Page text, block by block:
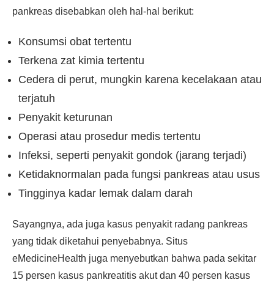
pankreas disebabkan oleh hal-hal berikut:
Konsumsi obat tertentu
Terkena zat kimia tertentu
Cedera di perut, mungkin karena kecelakaan atau
terjatuh
Penyakit keturunan
Operasi atau prosedur medis tertentu
Infeksi, seperti penyakit gondok (jarang terjadi)
Ketidaknormalan pada fungsi pankreas atau usus
Tingginya kadar lemak dalam darah
Sayangnya, ada juga kasus penyakit radang pankreas
yang tidak diketahui penyebabnya. Situs
eMedicineHealth juga menyebutkan bahwa pada sekitar
15 persen kasus pankreatitis akut dan 40 persen kasus